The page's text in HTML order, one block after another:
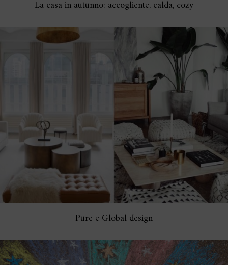
La casa in autunno: accogliente, calda, cozy
Pure e Global design